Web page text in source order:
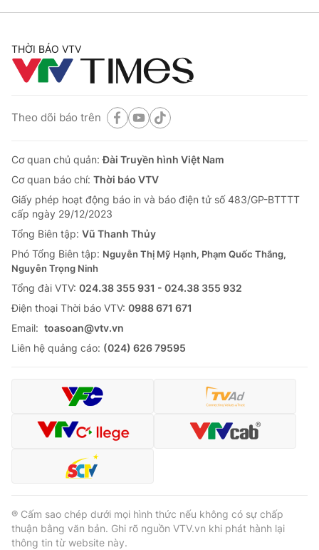
THỜI BÁO VTV
Theo dõi báo trên
Cơ quan chủ quản:Đài Truyền hình Việt Nam
Cơ quan báo chí: Thời báo VTV
Giấy phép hoạt động báo in và báo điện tử số 483/GP-BTTTT
cấp ngày 29/12/2023
Tổng Biên tập: Vũ Thanh Thủy
Phó Tổng Biên tập: Nguyễn Thị Mỹ Hạnh, Phạm Quốc Thắng,
Nguyễn Trọng Ninh
Tổng đài VTV: 024.38 355 931 - 024.38 355 932
Ðiện thoại Thời báo VTV: 0988 671 671
Email: toasoan@vtv.vn
Liên hệ quảng cáo: (024) 626 79595
® Cấm sao chép dưới mọi hình thức nếu không có sự chấp
thuận bằng văn bản. Ghi rõ nguồn VTV.vn khi phát hành lại
thông tin từ website này.